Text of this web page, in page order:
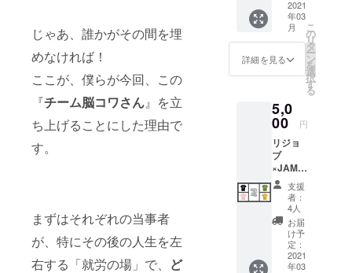
じゃあ、誰かがその間を埋
めなければ！
ここが、僕らが今回、この
『チーム脳コワさん』を立
ち上げることにした理由で
す。
まずはそれぞれの当事者
が、特にその後の人生を左
右する「就労の場」で、 ど
a.co.jp/
book/61
0754/
ooは嚥
下障害
（飲み
とが難
しい状
ある娘
を介護
するお
母さん
が作っ
たブラ
ンドで
す。
fromao
ooの製
品を身
に着け
た瞬
間、
オニー
（ネイ
ビー×生
ベース
に深い
ント）
素材：
綿
100％
サイ
ズ：フ
リーサ
イズ
（全周
約
69cm）
fromao
ooは嚥
収し柔
らかく
肌触り
ダブル
ガーゼ
り、障
がいの
あるな
しに関
わらず
広く多
くの方
に使っ
ていた
だけま
す。
色：イ
エロー
になり
ますの
で、イ
ンター
ネット
見られ
る環境
ことが
条件と
なりま
す。た
だし、
動画は
不要、
サイン
入りの
書籍だ
複数回
開催し
ます。
このリ
ターン
うちの2
加でき
る権利
読書会
の詳細
は、決
定しま
したら
ご連絡
差し上
げま
す。 読
書会開
大阪の
グッズ
ママに
ピッタ
リ！
JAMMI
のトー
トバッ
グがリ
ターン
で登
場！ 去
年の7月
に、
JAMMI
N(
https://j
ammin.
co.jp/ )
がデザ
2021
年03
月
詳細を見る
こ
の
リ
タ
ー
ン
を
選
択
す
る
5,0
00 円
リジョ
ブ
×JAMM
INのT
シャツ
JAMMI
NとRe
ジョブ
のコラ
ボTシャ
ツ！ 昨
支援
者：
4人
お届
け予
定：
2021
年03